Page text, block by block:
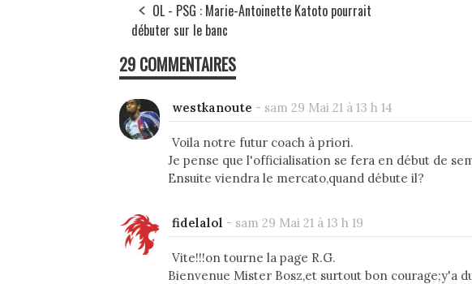
OL - PSG : Marie-Antoinette Katoto pourrait
débuter sur le banc
29 COMMENTAIRES
westkanoute - sam 29 Mai 21 à 13 h 14
Voila notre futur coach à priori.
Je pense que l'officialisation se fera en début de
Ensuite viendra le mercato,quand débute il?
fidelalol - sam 29 Mai 21 à 13 h 19
Vite!!!on tourne la page R.G.
Bienvenue Mister Bosz,et surtout bon courage;y'a